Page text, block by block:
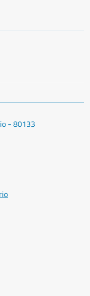
- 80133